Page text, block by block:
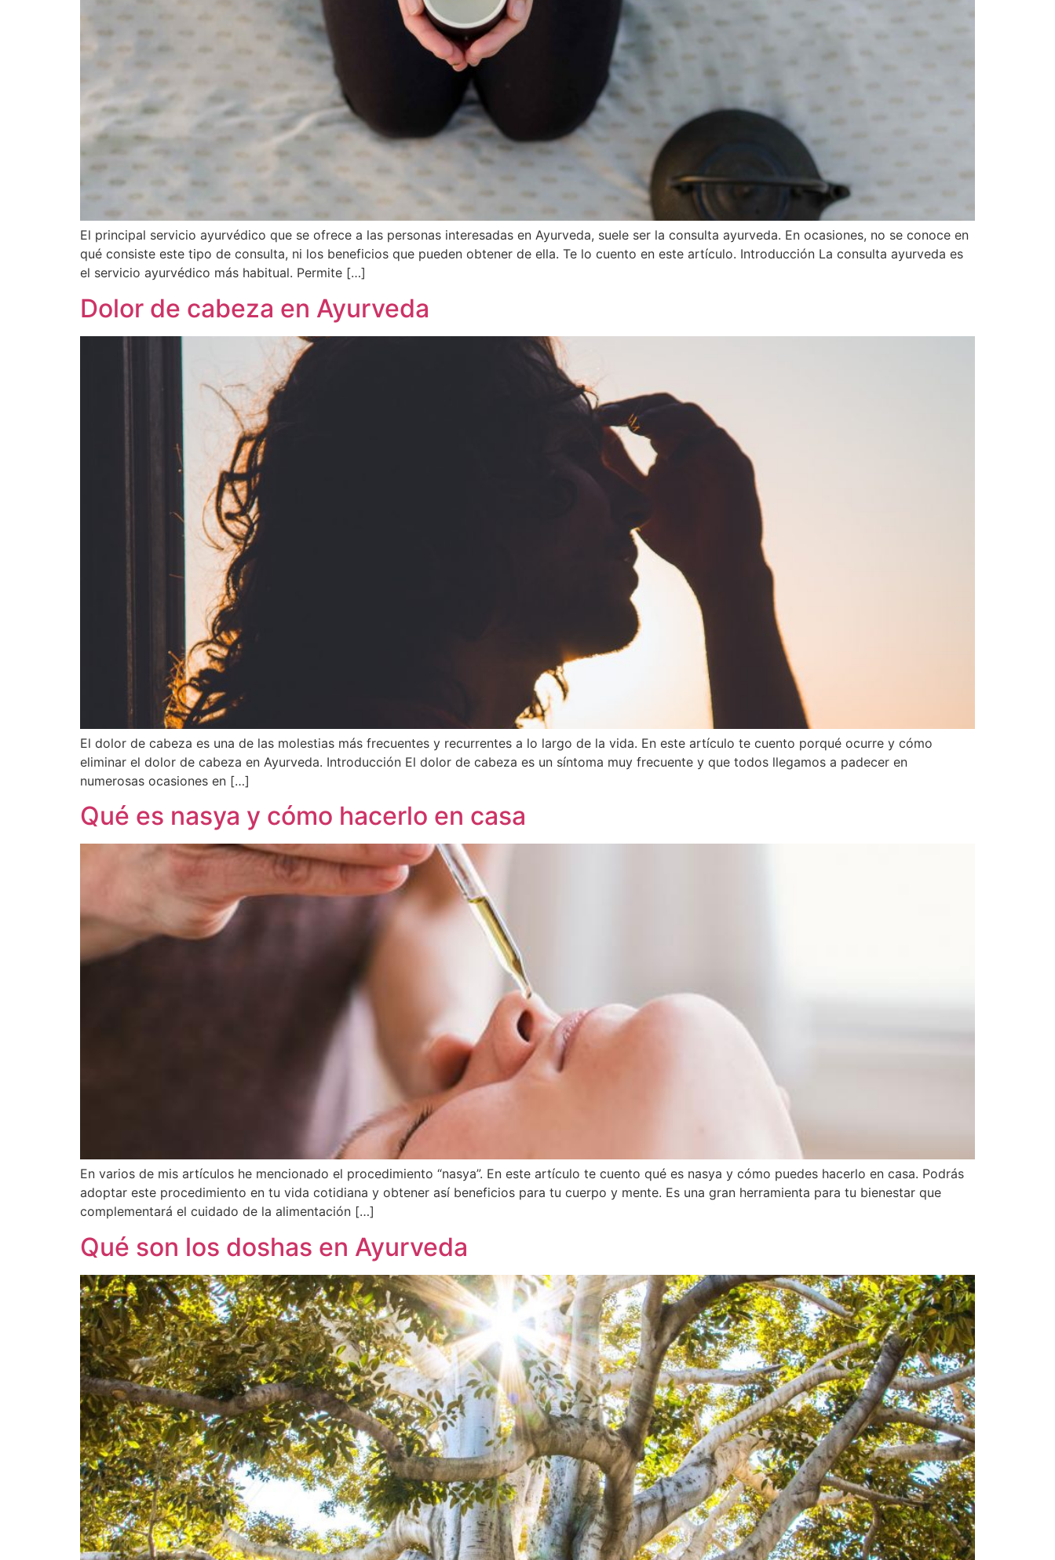
El principal servicio ayurvédico que se ofrece a las personas interesadas en Ayurveda, suele ser la consulta ayurveda. En ocasiones, no se conoce en
qué consiste este tipo de consulta, ni los beneficios que pueden obtener de ella. Te lo cuento en este artículo. Introducción La consulta ayurveda es
el servicio ayurvédico más habitual. Permite […]
Dolor de cabeza en Ayurveda
El dolor de cabeza es una de las molestias más frecuentes y recurrentes a lo largo de la vida. En este artículo te cuento porqué ocurre y cómo
eliminar el dolor de cabeza en Ayurveda. Introducción El dolor de cabeza es un síntoma muy frecuente y que todos llegamos a padecer en
numerosas ocasiones en […]
Qué es nasya y cómo hacerlo en casa
En varios de mis artículos he mencionado el procedimiento “nasya”. En este artículo te cuento qué es nasya y cómo puedes hacerlo en casa. Podrás
adoptar este procedimiento en tu vida cotidiana y obtener así beneficios para tu cuerpo y mente. Es una gran herramienta para tu bienestar que
complementará el cuidado de la alimentación […]
Qué son los doshas en Ayurveda